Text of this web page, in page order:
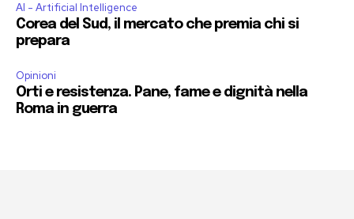
AI - Artificial Intelligence
Corea del Sud, il mercato che premia chi si
prepara
Opinioni
Orti e resistenza. Pane, fame e dignità nella
Roma in guerra